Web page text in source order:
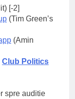
[-2]
(Tim Green’s
(Amin
Club Politics
spre auditie